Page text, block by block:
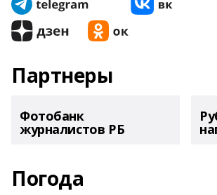
Партнеры
Фотобанк
журналистов РБ
Погода